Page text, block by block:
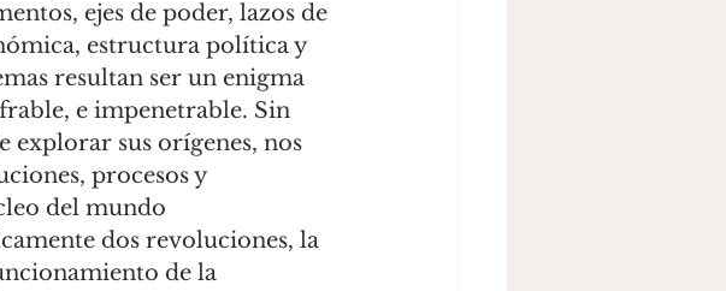
estructura política y
resultan ser un enigma
e impenetrable. Sin
explorar sus orígenes, nos
procesos y
del mundo
dos revoluciones, la
de la